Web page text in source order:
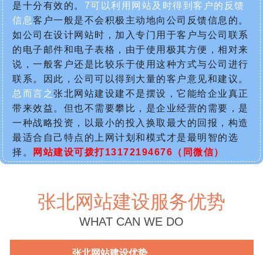
是十分有效的。 7可以利用网站及时得到客户的反馈
信息客户一般是不会积极主动地向公司反馈信息的。
如公司在设计网站时，加入专门用于客户与公司联系
的电子邮件和电子表格，由于使用极其方便，相对来
说，一般客户还是比较乐于使用这种方式与公司进行
联系。因此，公司可以得到大量的客户意见和建议。
总而言之 张北网站建设建不是摆设，它能给企业真正
带来效益。但也不需要攀比，是企业经营的需要，是
一种战略投资，以最小的投入换取最大的回报，构造
最适合自己特点的上网计划和模式才是最明智的选
择。
网站建设可拨打13172194676（同微信）
张北网站建设服务优势
WHAT CAN WE DO